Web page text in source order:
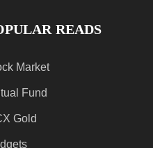
READS
Market
Fund
Gold